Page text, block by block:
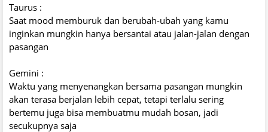
Taurus :
Saat mood memburuk dan berubah-ubah yang kamu
inginkan mungkin hanya bersantai atau jalan-jalan dengan
pasangan
Gemini :
Waktu yang menyenangkan bersama pasangan mungkin
akan terasa berjalan lebih cepat, tetapi terlalu sering
bertemu juga bisa membuatmu mudah bosan, jadi
secukupnya saja